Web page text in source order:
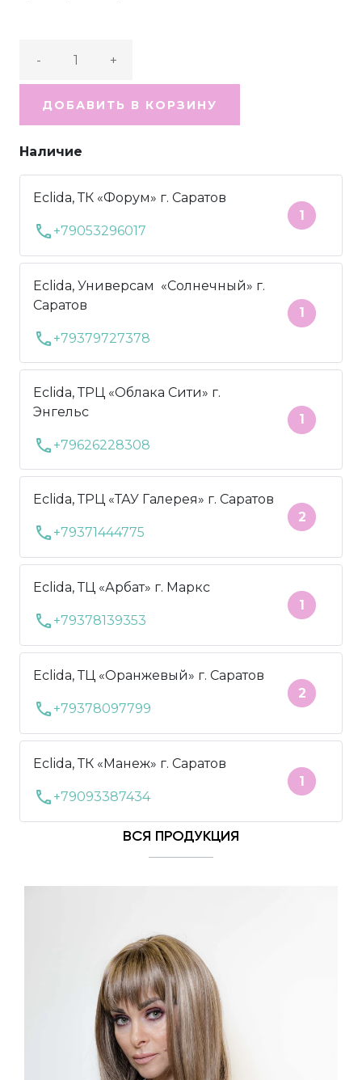
- +
ДОБАВИТЬ В КОРЗИНУ
Наличие
Eclida, ТК «Форум» г. Саратов
call +79053296017
1
Eclida, Универсам «Солнечный» г.
Саратов
call +79379727378
1
Eclida, ТРЦ «Облака Сити» г.
Энгельс
call +79626228308
1
Eclida, ТРЦ «ТАУ Галерея» г. Саратов
call +79371444775
2
Eclida, ТЦ «Арбат» г. Маркс
call +79378139353
1
Eclida, ТЦ «Оранжевый» г. Саратов
call +79378097799
2
Eclida, ТК «Манеж» г. Саратов
call +79093387434
1
ВСЯ ПРОДУКЦИЯ